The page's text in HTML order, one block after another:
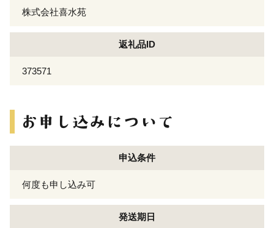
株式会社喜水苑
返礼品ID
373571
申込条件
何度も申し込み可
発送期日